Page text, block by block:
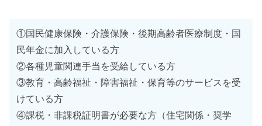
①国民健康保険・介護保険・後期高齢者医療制度・国
民年金に加入している方
②各種児童関連手当を受給している方
③教育・高齢福祉・障害福祉・保育等のサービスを受
けている方
④課税・非課税証明書が必要な方（住宅関係・奨学